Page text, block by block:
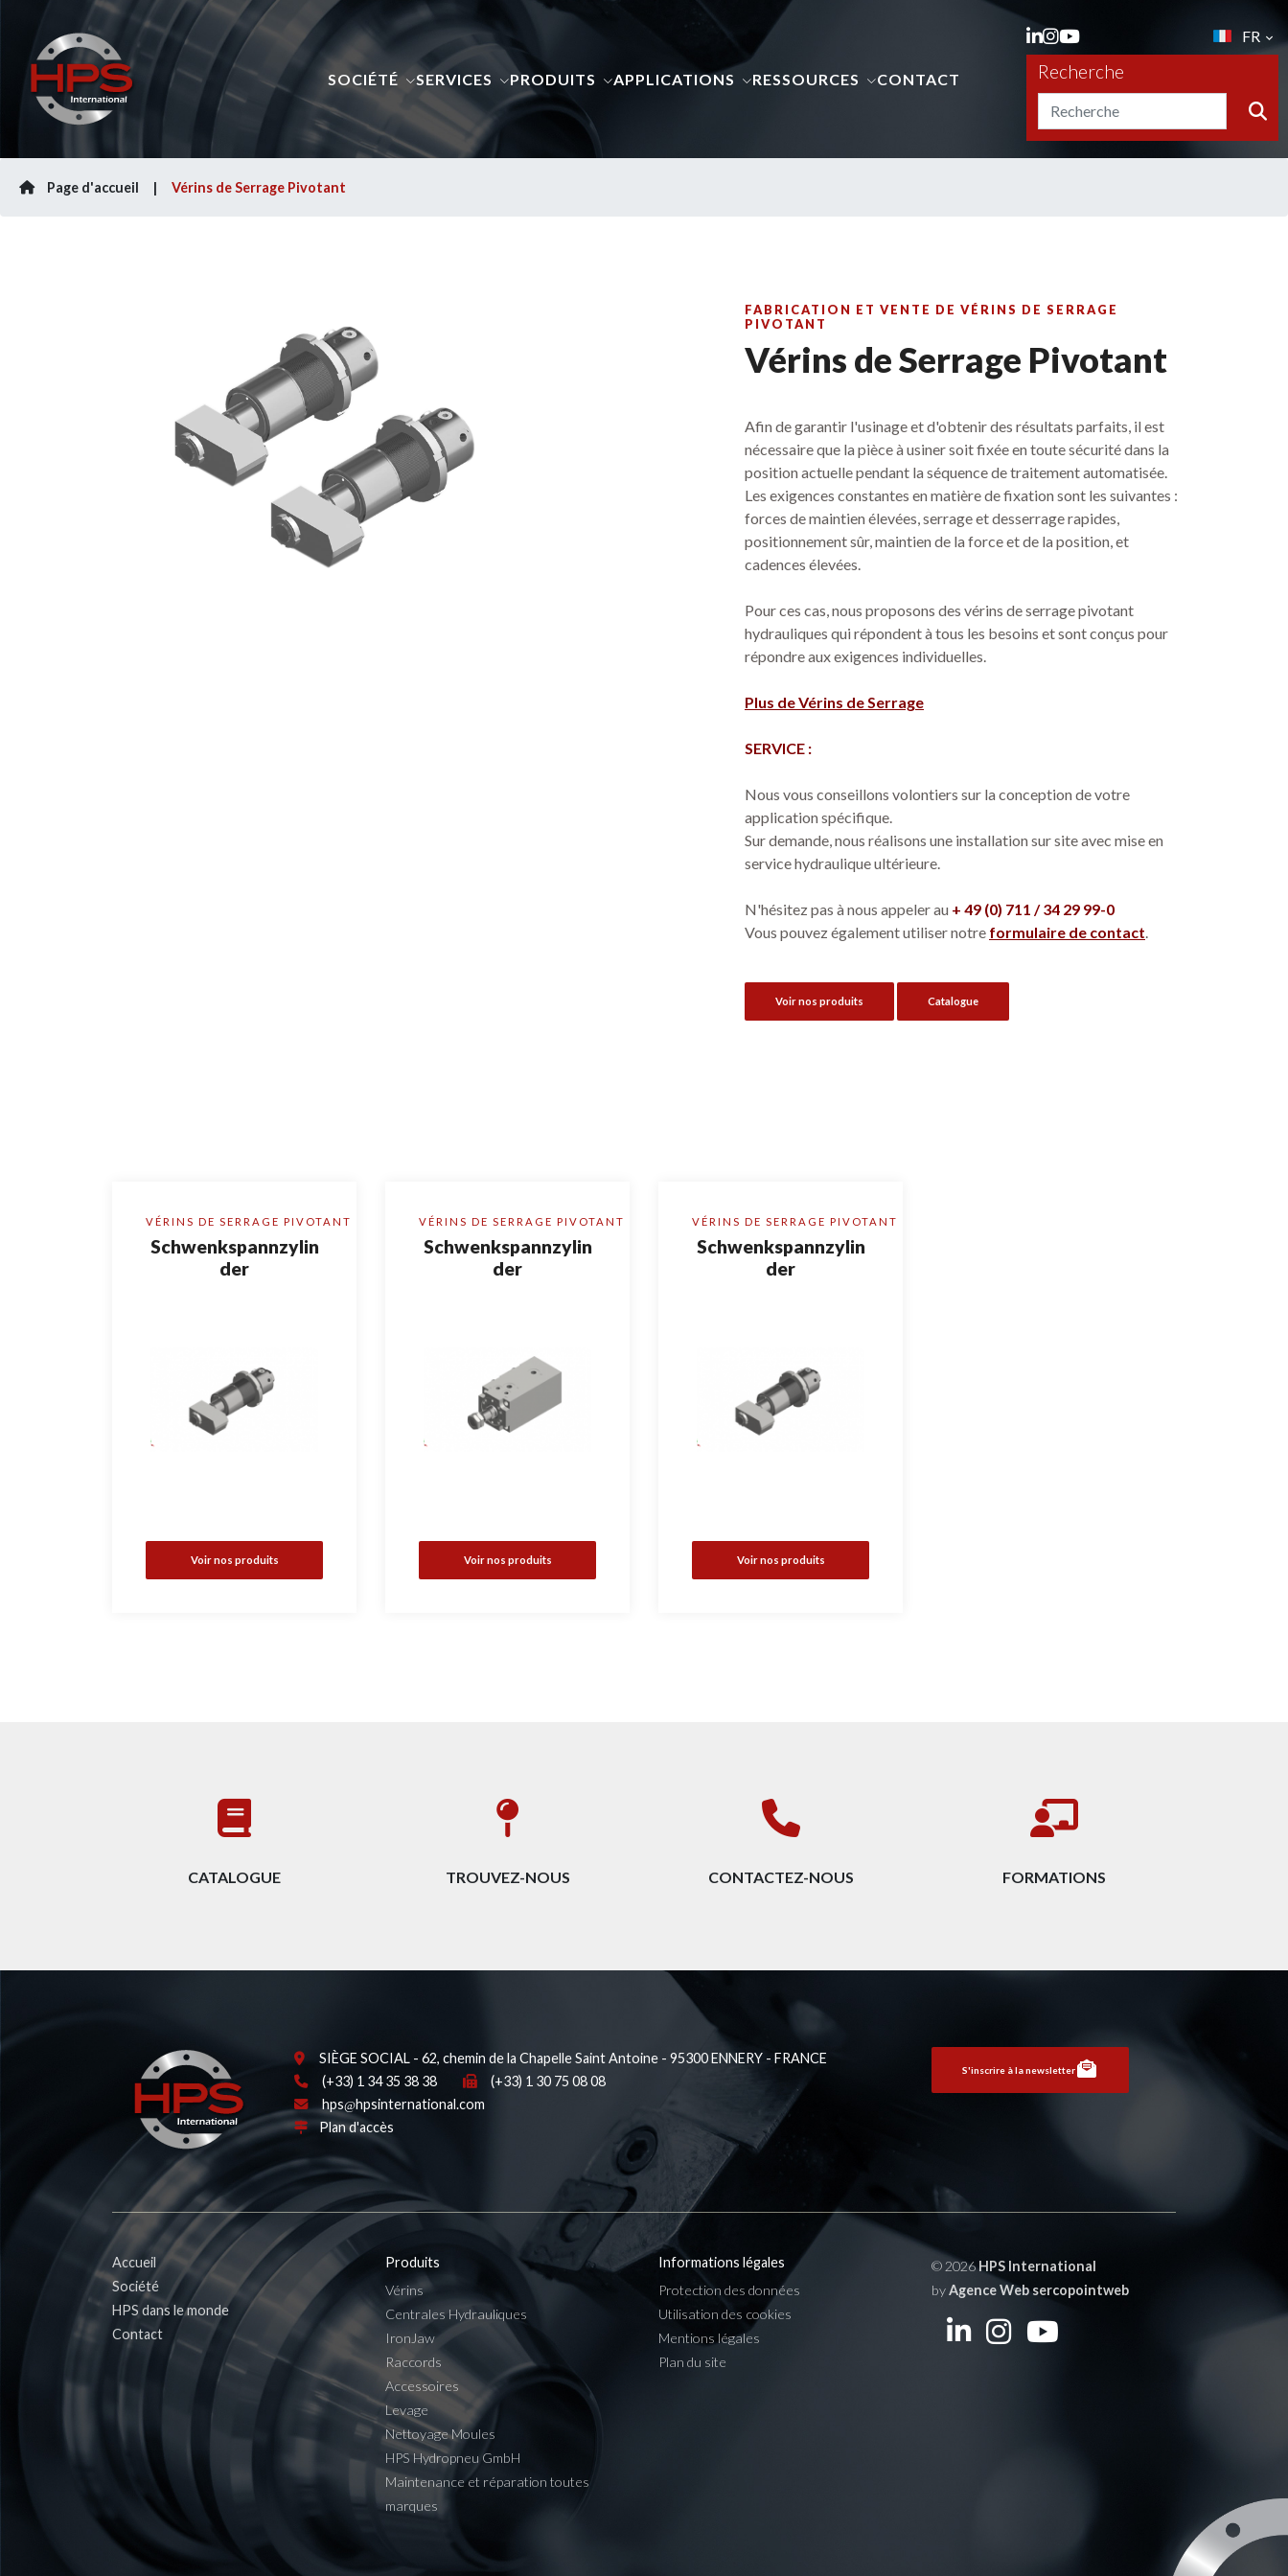
SOCIÉTÉ SERVICES PRODUITS APPLICATIONS RESSOURCES CONTACT
FR
Recherche
Page d'accueil Vérins de Serrage Pivotant
FABRICATION ET VENTE DE VÉRINS DE SERRAGE
PIVOTANT
Vérins de Serrage Pivotant
Afin de garantir l'usinage et d'obtenir des résultats parfaits, il est
nécessaire que la pièce à usiner soit fixée en toute sécurité dans la
position actuelle pendant la séquence de traitement automatisée.
Les exigences constantes en matière de fixation sont les suivantes :
forces de maintien élevées, serrage et desserrage rapides,
positionnement sûr, maintien de la force et de la position, et
cadences élevées.
Pour ces cas, nous proposons des vérins de serrage pivotant
hydrauliques qui répondent à tous les besoins et sont conçus pour
répondre aux exigences individuelles.
Plus de Vérins de Serrage
SERVICE :
Nous vous conseillons volontiers sur la conception de votre
application spécifique.
Sur demande, nous réalisons une installation sur site avec mise en
service hydraulique ultérieure.
N'hésitez pas à nous appeler au + 49 (0) 711 / 34 29 99-0
Vous pouvez également utiliser notre formulaire de contact.
Voir nos produits Catalogue
VÉRINS DE SERRAGE PIVOTANT
Schwenkspannzylin
der
Voir nos produits
VÉRINS DE SERRAGE PIVOTANT
Schwenkspannzylin
der
Voir nos produits
VÉRINS DE SERRAGE PIVOTANT
Schwenkspannzylin
der
Voir nos produits
CATALOGUE TROUVEZ-NOUS CONTACTEZ-NOUS FORMATIONS
SIÈGE SOCIAL - 62, chemin de la Chapelle Saint Antoine - 95300 ENNERY - FRANCE
(+33) 1 34 35 38 38
(+33) 1 30 75 08 08
hps
hpsinternational.com
Plan d'accès
S'inscrire à la newsletter
Accueil
Société
HPS dans le monde
Contact
Produits
Vérins
Centrales Hydrauliques
IronJaw
Raccords
Accessoires
Levage
Nettoyage Moules
HPS Hydropneu GmbH
Maintenance et réparation toutes
marques
Informations légales
Protection des données
Utilisation des cookies
Mentions légales
Plan du site
© 2026HPS International
byAgence Web sercopointweb